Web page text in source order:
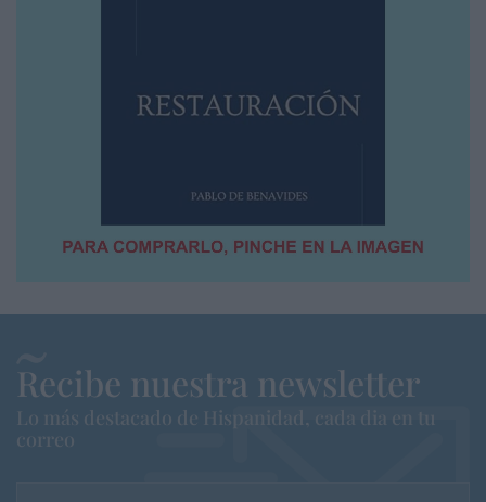
Recibe nuestra newsletter
Lo más destacado de Hispanidad, cada dia en tu
correo